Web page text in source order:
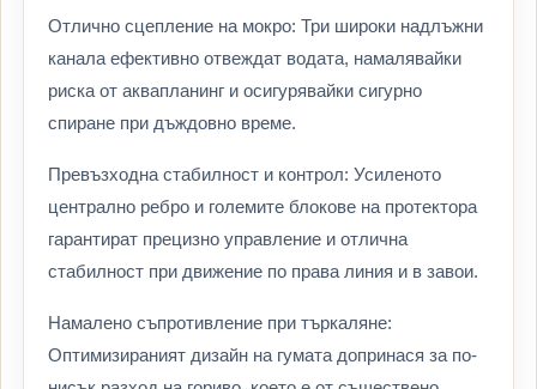
Отлично сцепление на мокро: Три широки надлъжни
канала ефективно отвеждат водата, намалявайки
риска от аквапланинг и осигурявайки сигурно
спиране при дъждовно време.
Превъзходна стабилност и контрол: Усиленото
централно ребро и големите блокове на протектора
гарантират прецизно управление и отлична
стабилност при движение по права линия и в завои.
Намалено съпротивление при търкаляне:
Оптимизираният дизайн на гумата допринася за по-